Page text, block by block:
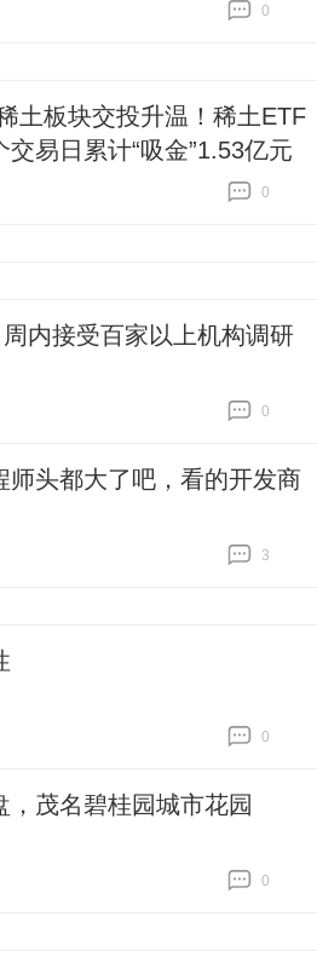
0
土板块交投升温！稀土ETF
易日累计“吸金”1.53亿元
0
内接受百家以上机构调研
0
头都大了吧，看的开发商
3
0
茂名碧桂园城市花园
0